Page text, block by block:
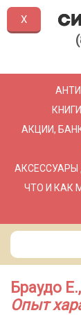
АКЦИИ,
ЧТО И КАК
Браудо
Опыт
X